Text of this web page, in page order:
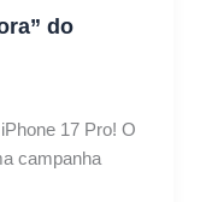
do
17 Pro! O
campanha